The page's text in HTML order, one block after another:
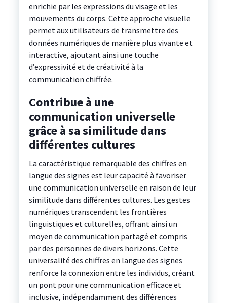
enrichie par les expressions du visage et les
mouvements du corps. Cette approche visuelle
permet aux utilisateurs de transmettre des
données numériques de manière plus vivante et
interactive, ajoutant ainsi une touche
d’expressivité et de créativité à la
communication chiffrée.
Contribue à une
communication universelle
grâce à sa similitude dans
différentes cultures
La caractéristique remarquable des chiffres en
langue des signes est leur capacité à favoriser
une communication universelle en raison de leur
similitude dans différentes cultures. Les gestes
numériques transcendent les frontières
linguistiques et culturelles, offrant ainsi un
moyen de communication partagé et compris
par des personnes de divers horizons. Cette
universalité des chiffres en langue des signes
renforce la connexion entre les individus, créant
un pont pour une communication efficace et
inclusive, indépendamment des différences